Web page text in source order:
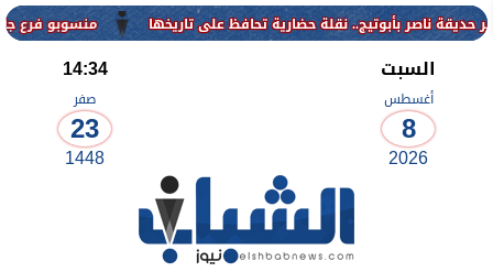
منسوبو فرع جامعة الأزهر
السبت
أغسطس
8
2026
14:34
صفر
23
1448